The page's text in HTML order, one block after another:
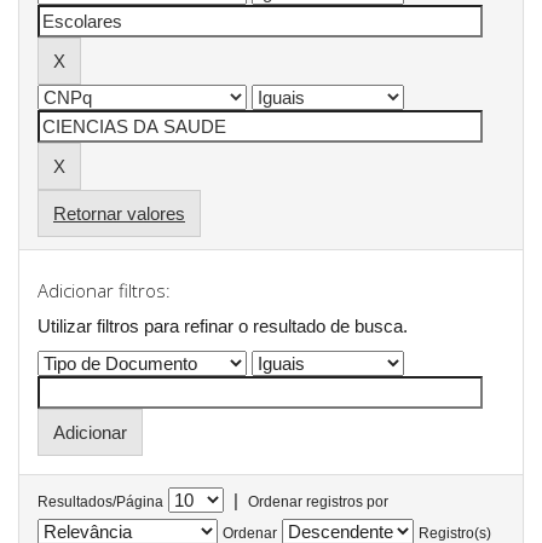
Retornar valores
Adicionar filtros:
Utilizar filtros para refinar o resultado de busca.
Resultados/Página |
Ordenar registros por
Ordenar
Registro(s)